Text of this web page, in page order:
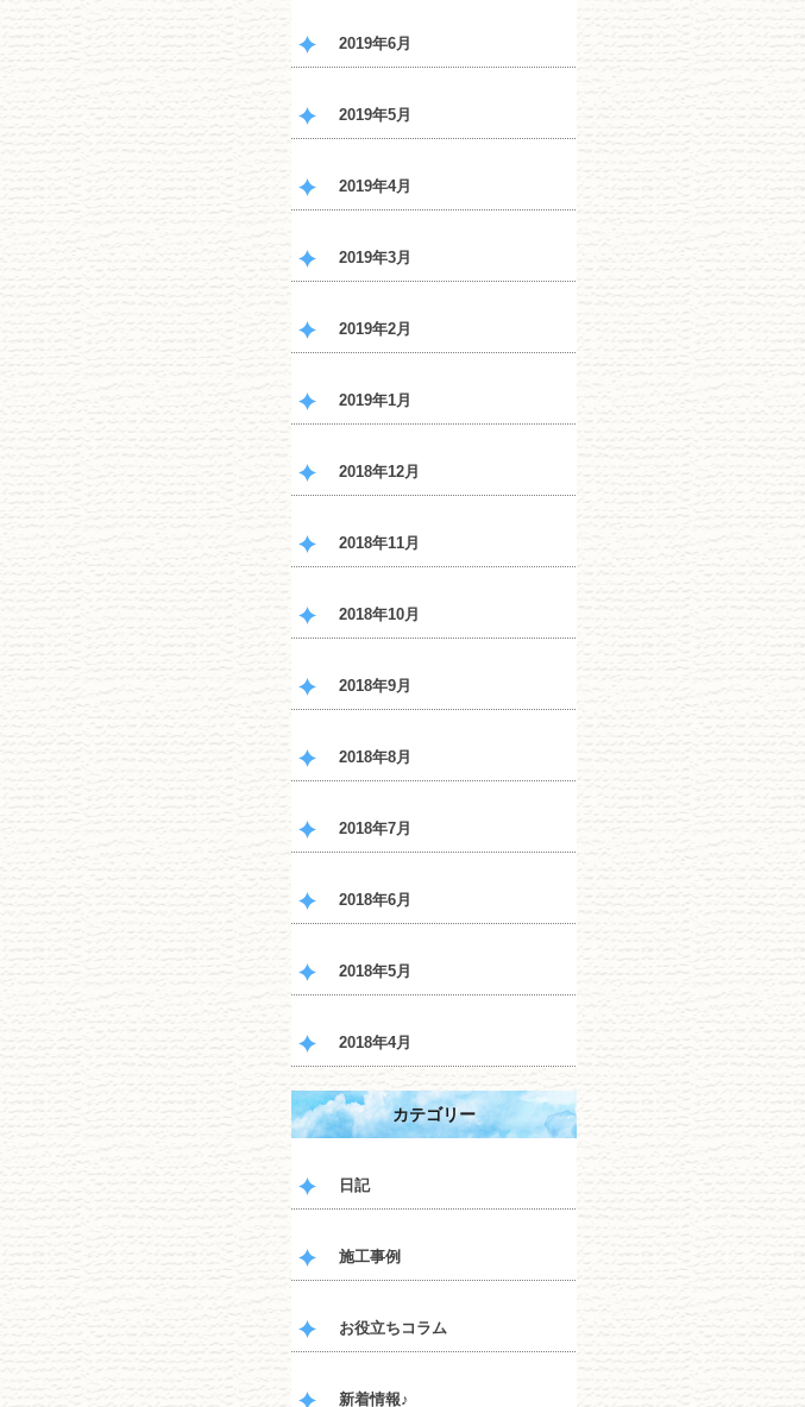
2019年6月
2019年5月
2019年4月
2019年3月
2019年2月
2019年1月
2018年12月
2018年11月
2018年10月
2018年9月
2018年8月
2018年7月
2018年6月
2018年5月
2018年4月
カテゴリー
日記
施工事例
お役立ちコラム
新着情報♪